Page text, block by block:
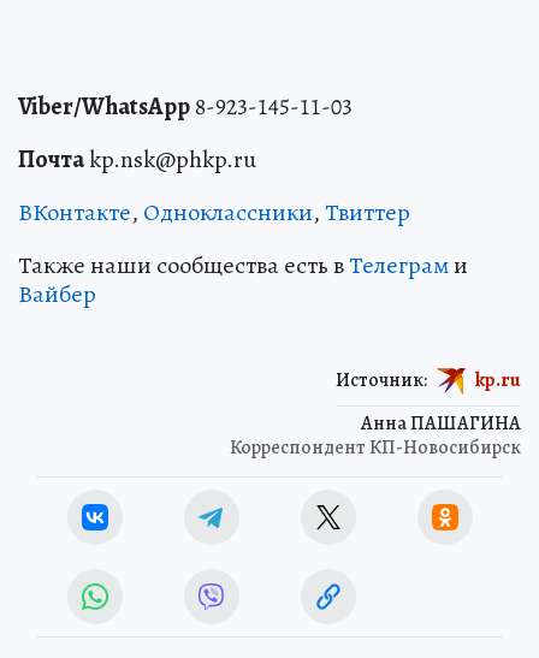
Viber/WhatsApp8-923-145-11-03
Почтаkp.nsk@phkp.ru
ВКонтакте, Одноклассники,Твиттер
Также наши сообщества есть вТелеграми
Вайбер
Анна ПАШАГИНА
Корреспондент КП-Новосибирск
Источник: kp.ru